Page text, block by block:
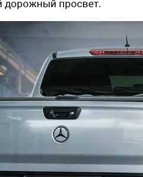
дорожный просвет.